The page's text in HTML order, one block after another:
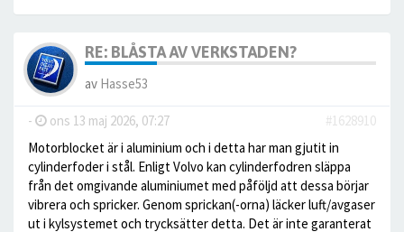
RE: BLÅSTA AV VERKSTADEN?
av Hasse53
- ons 13 maj 2026, 07:27
#1628910
Motorblocket är i aluminium och i detta har man gjutit in
cylinderfoder i stål. Enligt Volvo kan cylinderfodren släppa
från det omgivande aluminiumet med påföljd att dessa börjar
vibrera och spricker. Genom sprickan(-orna) läcker luft/avgaser
ut i kylsystemet och trycksätter detta. Det är inte garanterat